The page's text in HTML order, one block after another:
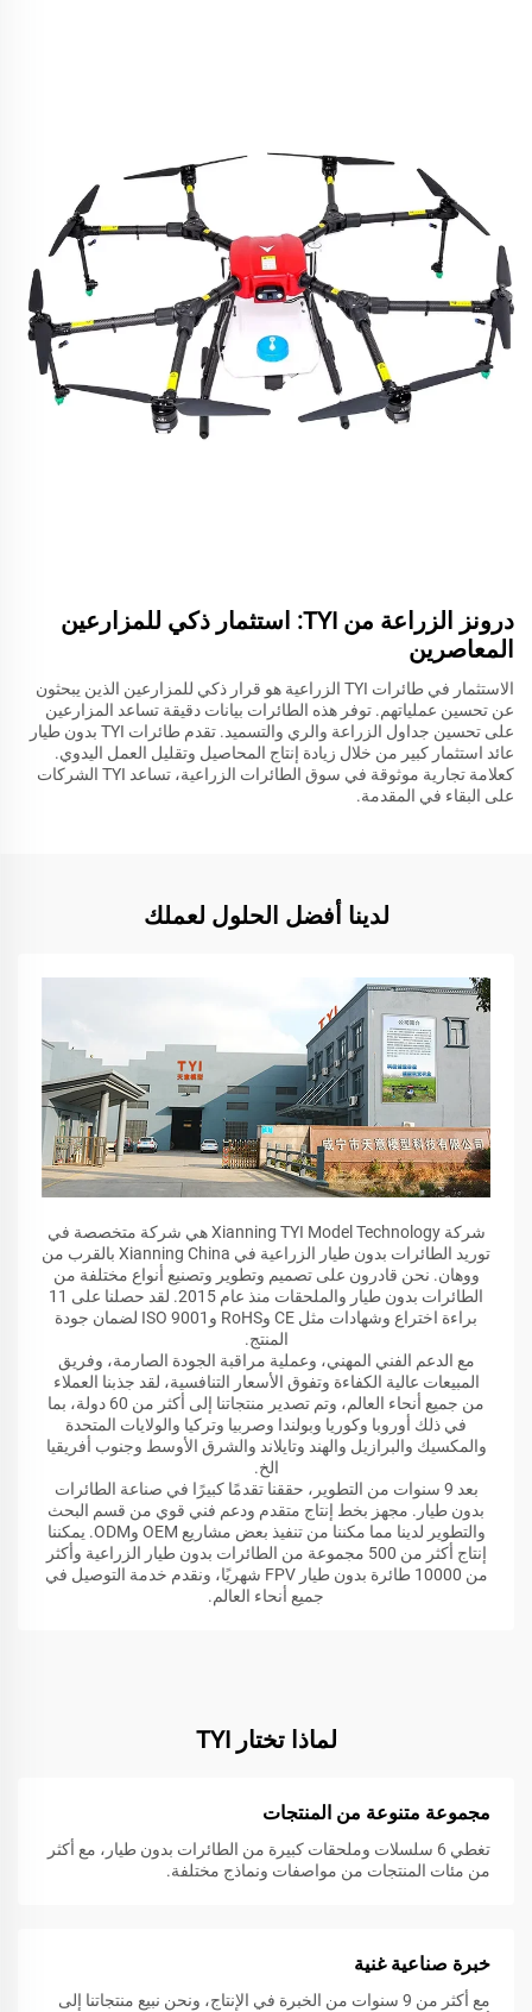
درونز الزراعة من TYI: استثمار ذكي للمزارعين
المعاصرين
الاستثمار في طائرات TYI الزراعية هو قرار ذكي للمزارعين الذين يبحثون
عن تحسين عملياتهم. توفر هذه الطائرات بيانات دقيقة تساعد المزارعين
على تحسين جداول الزراعة والري والتسميد. تقدم طائرات TYI بدون طيار
عائد استثمار كبير من خلال زيادة إنتاج المحاصيل وتقليل العمل اليدوي.
كعلامة تجارية موثوقة في سوق الطائرات الزراعية، تساعد TYI الشركات
على البقاء في المقدمة.
لدينا أفضل الحلول لعملك
شركة Xianning TYI Model Technology هي شركة متخصصة في
توريد الطائرات بدون طيار الزراعية في Xianning China بالقرب من
ووهان. نحن قادرون على تصميم وتطوير وتصنيع أنواع مختلفة من
الطائرات بدون طيار والملحقات منذ عام 2015. لقد حصلنا على 11
براءة اختراع وشهادات مثل CE وRoHS وISO 9001 لضمان جودة
المنتج.
مع الدعم الفني المهني، وعملية مراقبة الجودة الصارمة، وفريق
المبيعات عالية الكفاءة وتفوق الأسعار التنافسية، لقد جذبنا العملاء
من جميع أنحاء العالم، وتم تصدير منتجاتنا إلى أكثر من 60 دولة، بما
في ذلك أوروبا وكوريا وبولندا وصربيا وتركيا والولايات المتحدة
والمكسيك والبرازيل والهند وتايلاند والشرق الأوسط وجنوب أفريقيا
الخ.
بعد 9 سنوات من التطوير، حققنا تقدمًا كبيرًا في صناعة الطائرات
بدون طيار. مجهز بخط إنتاج متقدم ودعم فني قوي من قسم البحث
والتطوير لدينا مما مكننا من تنفيذ بعض مشاريع OEM وODM. يمكننا
إنتاج أكثر من 500 مجموعة من الطائرات بدون طيار الزراعية وأكثر
من 10000 طائرة بدون طيار FPV شهريًا، ونقدم خدمة التوصيل في
جميع أنحاء العالم.
لماذا تختار TYI
مجموعة متنوعة من المنتجات
تغطي 6 سلسلات وملحقات كبيرة من الطائرات بدون طيار، مع أكثر
من مئات المنتجات من مواصفات ونماذج مختلفة.
خبرة صناعية غنية
مع أكثر من 9 سنوات من الخبرة في الإنتاج، ونحن نبيع منتجاتنا إلى